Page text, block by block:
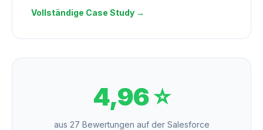
Vollständige Case Study →
4,96 ⭐
aus 27 Bewertungen auf der Salesforce